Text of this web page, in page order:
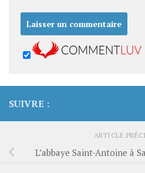
SUIVRE :
ARTICLE
L’abbaye Saint-Antoine à